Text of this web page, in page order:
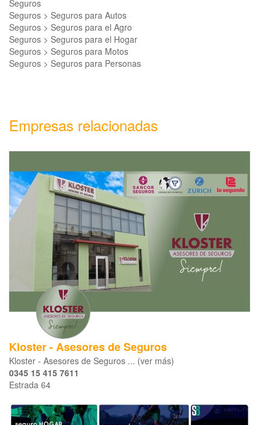
Seguros
Seguros > Seguros para Autos
Seguros > Seguros para el Agro
Seguros > Seguros para el Hogar
Seguros > Seguros para Motos
Seguros > Seguros para Personas
Empresas relacionadas
Kloster - Asesores de Seguros
Kloster - Asesores de Seguros ... (ver más)
0345 15 415 7611
Estrada 64